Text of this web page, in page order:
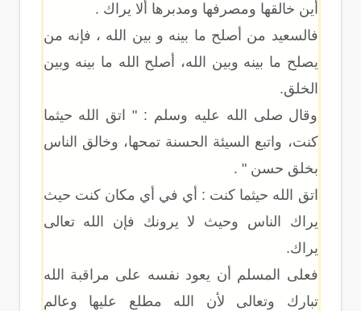
أين خالقها ومصرفها ومدبرها ألا يراك .
فالسعيد من أصلح ما بينه و بين الله ، فإنه من
يصلح ما بينه وبين الله، أصلح الله ما بينه وبين
الخلق.
وقال صلى الله عليه وسلم : " اتق الله حيثما
كنت، واتبع السيئة الحسنة تمحها، وخالق الناس
بخلق حسن " .
اتق الله حيثما كنت : أي في أي مكان كنت حيث
يراك الناس وحيث لا يرونك فإن الله تعالى
يراك.
فعلى المسلم أن يعود نفسه على مراقبة الله
تبارك وتعالى لأن الله مطلع عليها وعالم